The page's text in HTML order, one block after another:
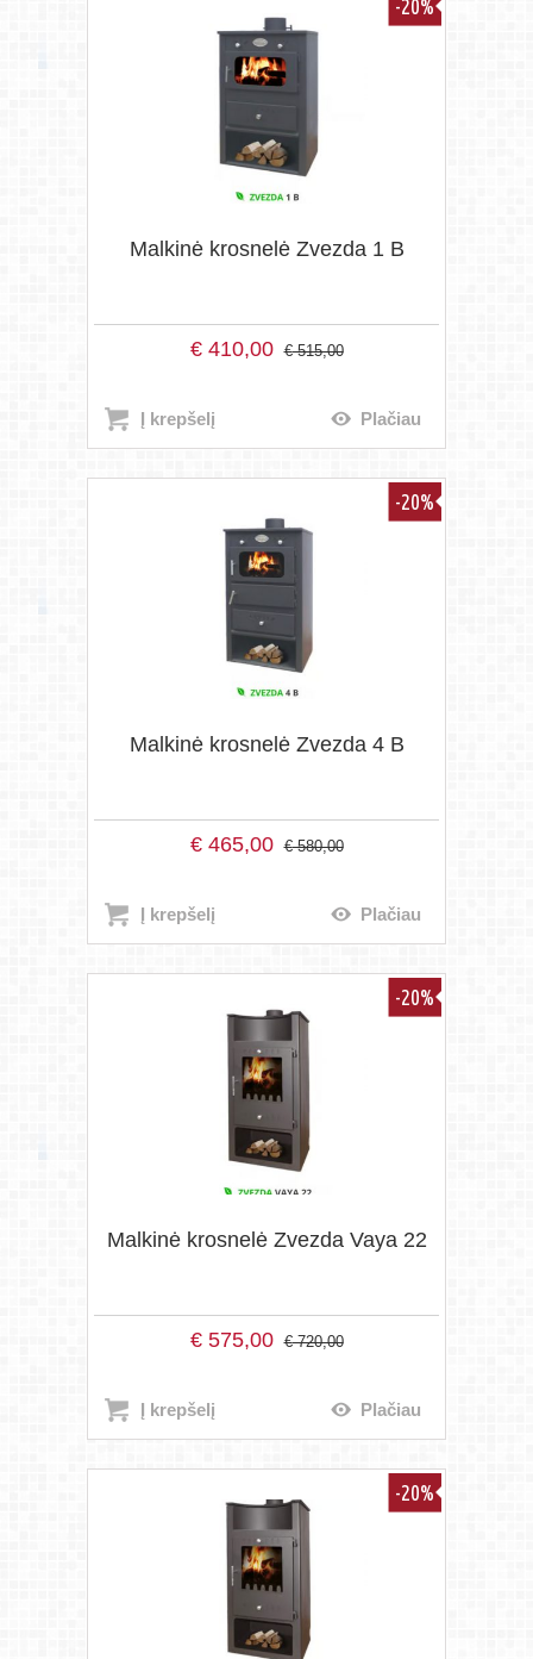
-20%
Malkinė krosnelė Zvezda 1 B
€410,00 €515,00
Į krepšelį Plačiau
-20%
Malkinė krosnelė Zvezda 4 B
€465,00 €580,00
Į krepšelį Plačiau
-20%
Malkinė krosnelė Zvezda Vaya 22
€575,00 €720,00
Į krepšelį Plačiau
-20%